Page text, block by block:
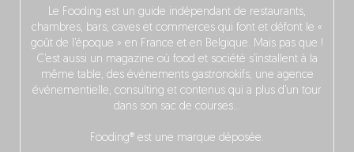
Le Fooding est un guide indépendant de restaurants,
chambres, bars, caves et commerces qui font et défont le «
goût de l’époque » en France et en Belgique. Mais pas que !
C’est aussi un magazine où food et société s’installent à la
même table, des événements gastronokifs, une agence
événementielle, consulting et contenus qui a plus d’un tour
dans son sac de courses…
Fooding® est une marque déposée.